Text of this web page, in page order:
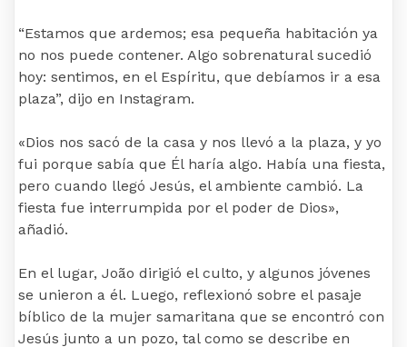
“Estamos que ardemos; esa pequeña habitación ya
no nos puede contener. Algo sobrenatural sucedió
hoy: sentimos, en el Espíritu, que debíamos ir a esa
plaza”, dijo en Instagram.
«Dios nos sacó de la casa y nos llevó a la plaza, y yo
fui porque sabía que Él haría algo. Había una fiesta,
pero cuando llegó Jesús, el ambiente cambió. La
fiesta fue interrumpida por el poder de Dios»,
añadió.
En el lugar, João dirigió el culto, y algunos jóvenes
se unieron a él. Luego, reflexionó sobre el pasaje
bíblico de la mujer samaritana que se encontró con
Jesús junto a un pozo, tal como se describe en